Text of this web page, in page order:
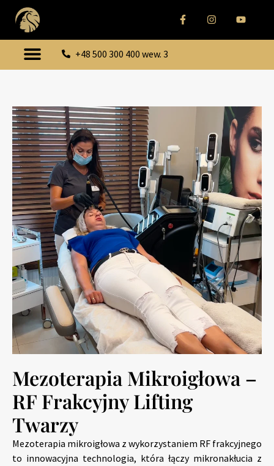
+48 500 300 400 wew. 3
Mezoterapia Mikroigłowa –
RF Frakcyjny Lifting
Twarzy
Mezoterapia mikroigłowa z wykorzystaniem RF frakcyjnego
to innowacyjna technologia, która łączy mikronakłucia z